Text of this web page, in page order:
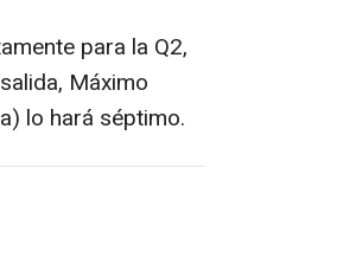
para la Q2,
Máximo
lo hará séptimo.